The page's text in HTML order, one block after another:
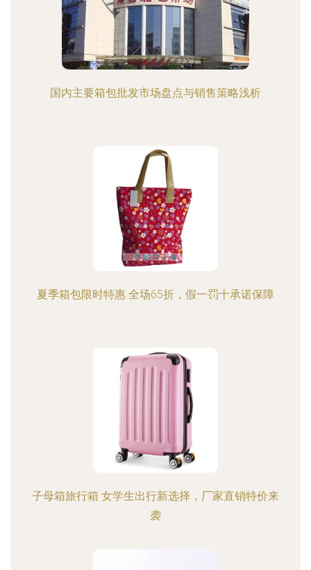
国内主要箱包批发市场盘点与销售策略浅析
夏季箱包限时特惠 全场65折，假一罚十承诺保障
子母箱旅行箱 女学生出行新选择，厂家直销特价来
袭